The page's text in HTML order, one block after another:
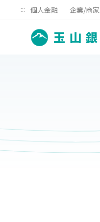
::: 個人金融 企業/商家